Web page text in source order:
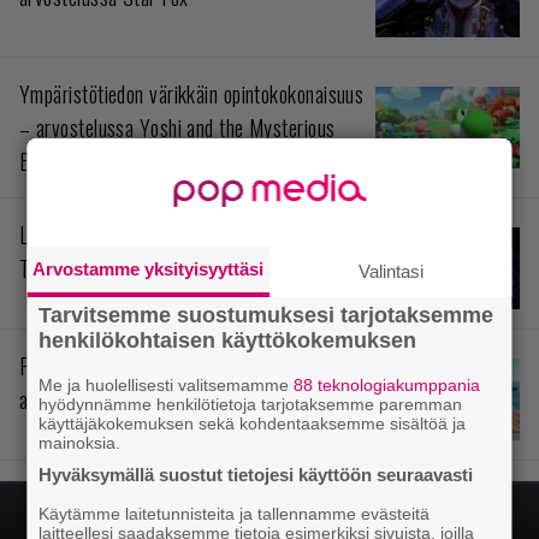
Ympäristötiedon värikkäin opintokokonaisuus
– arvostelussa Yoshi and the Mysterious
Book
Levoton prinssi siellä odottaa – arvostelussa
The Rogue Prince of Persia
Pokémonit stressihelpotuksena –
arvostelussa Pokémon Pokopia
Arvostamme yksityisyyttäsi Valintasi
Tarvitsemme suostumuksesi tarjotaksemme
henkilökohtaisen käyttökokemuksen
Me ja huolellisesti valitsemamme88 teknologiakumppania
hyödynnämme henkilötietoja tarjotaksemme paremman
käyttäjäkokemuksen sekä kohdentaaksemme sisältöä ja
mainoksia.
Hyväksymällä suostut tietojesi käyttöön seuraavasti
Käytämme laitetunnisteita ja tallennamme evästeitä
laitteellesi saadaksemme tietoja esimerkiksi sivuista, joilla